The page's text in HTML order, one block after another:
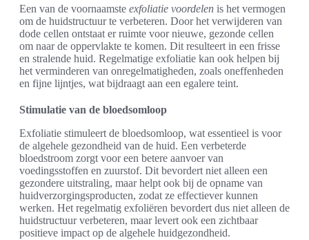
Een van de voornaamste exfoliatie voordelen is het vermogen
om de huidstructuur te verbeteren. Door het verwijderen van
dode cellen ontstaat er ruimte voor nieuwe, gezonde cellen
om naar de oppervlakte te komen. Dit resulteert in een frisse
en stralende huid. Regelmatige exfoliatie kan ook helpen bij
het verminderen van onregelmatigheden, zoals oneffenheden
en fijne lijntjes, wat bijdraagt aan een egalere teint.
Stimulatie van de bloedsomloop
Exfoliatie stimuleert de bloedsomloop, wat essentieel is voor
de algehele gezondheid van de huid. Een verbeterde
bloedstroom zorgt voor een betere aanvoer van
voedingsstoffen en zuurstof. Dit bevordert niet alleen een
gezondere uitstraling, maar helpt ook bij de opname van
huidverzorgingsproducten, zodat ze effectiever kunnen
werken. Het regelmatig exfoliëren bevordert dus niet alleen de
huidstructuur verbeteren, maar levert ook een zichtbaar
positieve impact op de algehele huidgezondheid.